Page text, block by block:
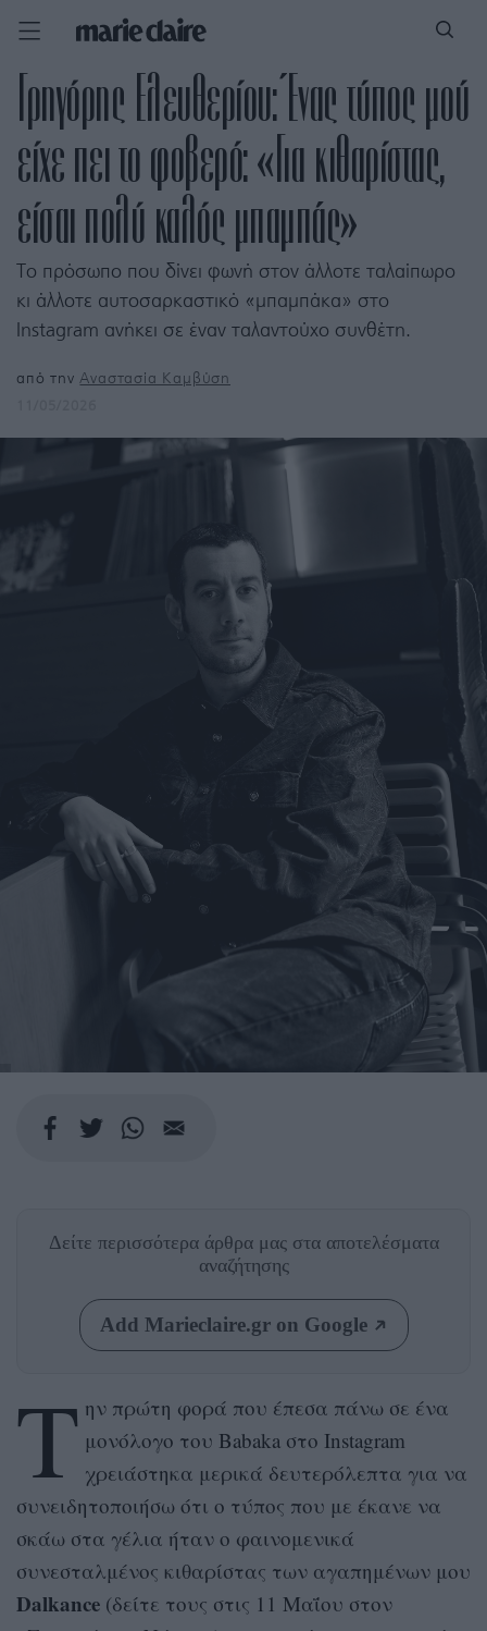
Γρηγόρης Ελευθερίου: Ένας τύπος μού
είχε πει το φοβερό: «Για κιθαρίστας,
είσαι πολύ καλός μπαμπάς»
Το πρόσωπο που δίνει φωνή στον άλλοτε ταλαίπωρο
κι άλλοτε αυτοσαρκαστικό «μπαμπάκα» στο
Instagram ανήκει σε έναν ταλαντούχο συνθέτη.
από τηνΑναστασία Καμβύση
Δείτε περισσότερα άρθρα μας στα αποτελέσματα
αναζήτησης
Add Marieclaire.gr on Google
Τ ην πρώτη φορά που έπεσα πάνω σε ένα
μονόλογο του Babaka στο Instagram
χρειάστηκα μερικά δευτερόλεπτα για να
συνειδητοποιήσω ότι ο τύπος που με έκανε να
σκάω στα γέλια ήταν ο φαινομενικά
συνεσταλμένος κιθαρίστας των αγαπημένων μου
Dalkance (δείτε τους στις 11 Μαΐου στον